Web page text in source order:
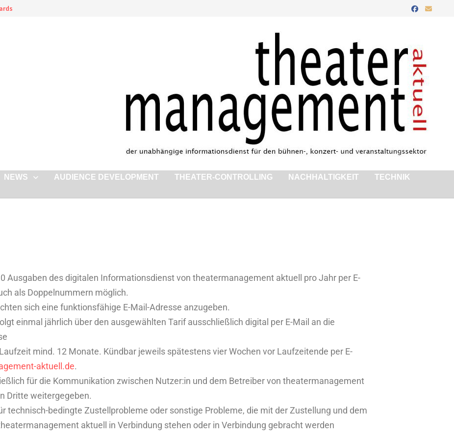
NEWS AUDIENCE DEVELOPMENT THEATER-CONTROLLING NACHHALTIGKEIT
TECHNIK
Ausgaben des digitalen Informationsdienst von theatermanagement aktuell pro Jahr per E-
als Doppelnummern möglich.
sich eine funktionsfähige E-Mail-Adresse anzugeben.
einmal jährlich über den ausgewählten Tarif ausschließlich digital per E-Mail an die
mind. 12 Monate. Kündbar jeweils spätestens vier Wochen vor Laufzeitende per E-
aktuell.de.
für die Kommunikation zwischen Nutzer:in und dem Betreiber von theatermanagement
Dritte weitergegeben.
technisch-bedingte Zustellprobleme oder sonstige Probleme, die mit der Zustellung und dem
aktuell in Verbindung stehen oder in Verbindung gebracht werden